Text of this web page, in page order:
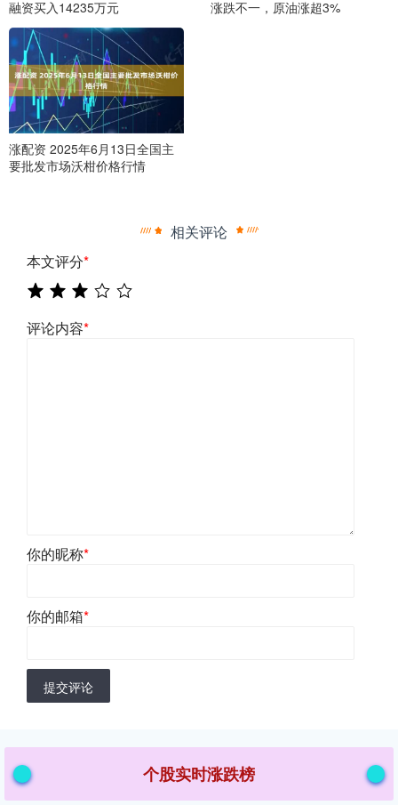
融资买入14235万元 涨跌不一，原油涨超3%
涨配资 2025年6月13日全国主
要批发市场沃柑价格行情
相关评论
本文评分*
评论内容*
你的昵称*
你的邮箱*
提交评论
个股实时涨跌榜